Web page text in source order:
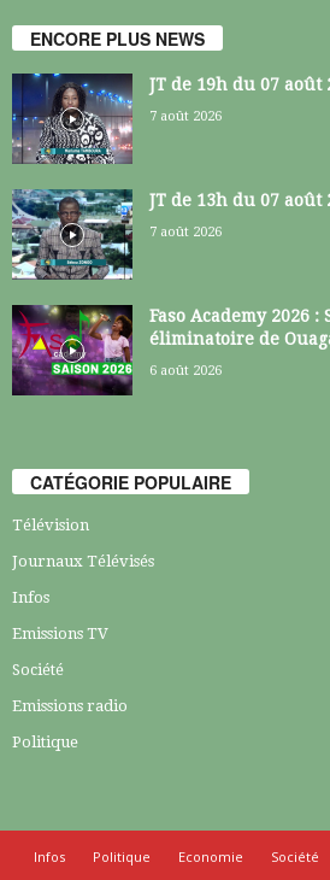
ENCORE PLUS NEWS
JT de 19h du 07 août
7 août 2026
JT de 13h du 07 août
7 août 2026
Faso Academy 2026 :
éliminatoire de
6 août 2026
CATÉGORIE POPULAIRE
Télévision
Journaux Télévisés
Infos
Emissions TV
Société
Emissions radio
Politique
Infos Politique Economie Société